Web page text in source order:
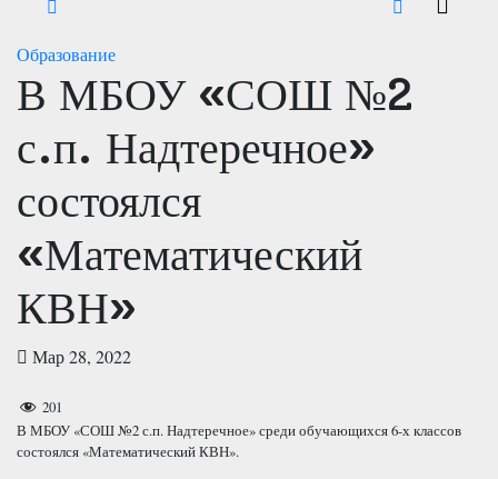
Образование
В МБОУ «СОШ №2
с.п. Надтеречное»
состоялся
«Математический
КВН»
Мар 28, 2022
201
В МБОУ «СОШ №2 с.п. Надтеречное» среди обучающихся 6-х классов
состоялся «Математический КВН».